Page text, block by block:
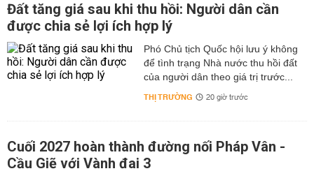
Đất tăng giá sau khi thu hồi: Người dân cần
được chia sẻ lợi ích hợp lý
Phó Chủ tịch Quốc hội lưu ý không
để tình trạng Nhà nước thu hồi đất
của người dân theo giá trị trước...
THỊ TRƯỜNG 20 giờ trước
Cuối 2027 hoàn thành đường nối Pháp Vân -
Cầu Giẽ với Vành đai 3